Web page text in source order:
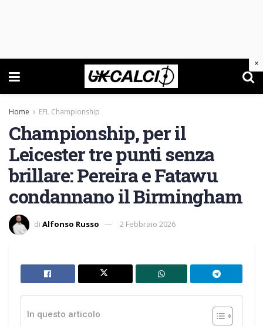
Home EFL Championship
Championship, per il
Leicester tre punti senza
brillare: Pereira e Fatawu
condannano il Birmingham
di Alfonso Russo 2 Febbraio 2026
In questo articolo
×